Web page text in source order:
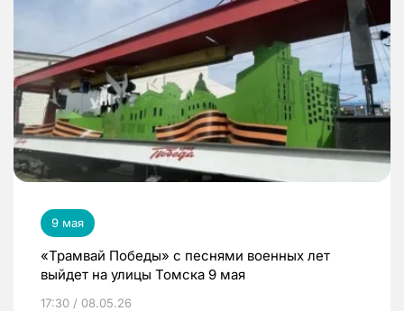
9 мая
«Трамвай Победы» с песнями военных лет
выйдет на улицы Томска 9 мая
17:30 / 08.05.26